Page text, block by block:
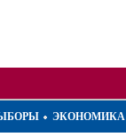
ЭКОНОМИКА